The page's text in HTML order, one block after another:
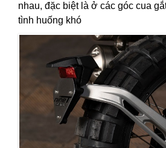
nhau, đặc biệt là ở các góc cua
tình huống khó